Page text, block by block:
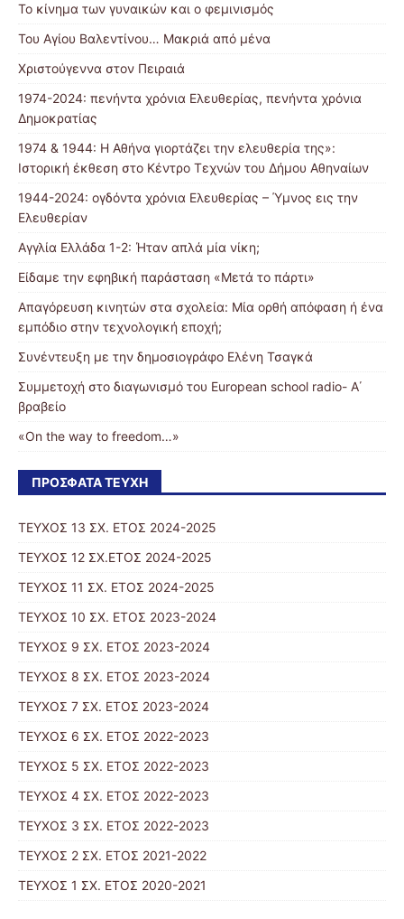
Το κίνημα των γυναικών και ο φεμινισμός
Του Αγίου Βαλεντίνου… Μακριά από μένα
Χριστούγεννα στον Πειραιά
1974-2024: πενήντα χρόνια Ελευθερίας, πενήντα χρόνια
Δημοκρατίας
1974 & 1944: Η Αθήνα γιορτάζει την ελευθερία της»:
Ιστορική έκθεση στο Κέντρο Τεχνών του Δήμου Αθηναίων
1944-2024: ογδόντα χρόνια Ελευθερίας – Ύμνος εις την
Ελευθερίαν
Αγγλία Ελλάδα 1-2: Ήταν απλά μία νίκη;
Είδαμε την εφηβική παράσταση «Μετά το πάρτι»
Απαγόρευση κινητών στα σχολεία: Μία ορθή απόφαση ή ένα
εμπόδιο στην τεχνολογική εποχή;
Συνέντευξη με την δημοσιογράφο Ελένη Τσαγκά
Συμμετοχή στο διαγωνισμό του European school radio- Α΄
βραβείο
«On the way to freedom…»
ΠΡΌΣΦΑΤΑ ΤΕΎΧΗ
ΤΕΥΧΟΣ 13 ΣΧ. ΕΤΟΣ 2024-2025
ΤΕΥΧΟΣ 12 ΣΧ.ΕΤΟΣ 2024-2025
ΤΕΥΧΟΣ 11 ΣΧ. ΕΤΟΣ 2024-2025
TΕΥΧΟΣ 10 ΣΧ. ΕΤΟΣ 2023-2024
ΤΕΥΧΟΣ 9 ΣΧ. ΕΤΟΣ 2023-2024
ΤΕΥΧΟΣ 8 ΣΧ. ΕΤΟΣ 2023-2024
ΤΕΥΧΟΣ 7 ΣΧ. ΕΤΟΣ 2023-2024
ΤΕΥΧΟΣ 6 ΣΧ. ΕΤΟΣ 2022-2023
ΤΕΥΧΟΣ 5 ΣΧ. ΕΤΟΣ 2022-2023
ΤΕΥΧΟΣ 4 ΣΧ. ΕΤΟΣ 2022-2023
ΤΕΥΧΟΣ 3 ΣΧ. ΕΤΟΣ 2022-2023
ΤΕΥΧΟΣ 2 ΣΧ. ΕΤΟΣ 2021-2022
ΤΕΥΧΟΣ 1 ΣΧ. ΕΤΟΣ 2020-2021